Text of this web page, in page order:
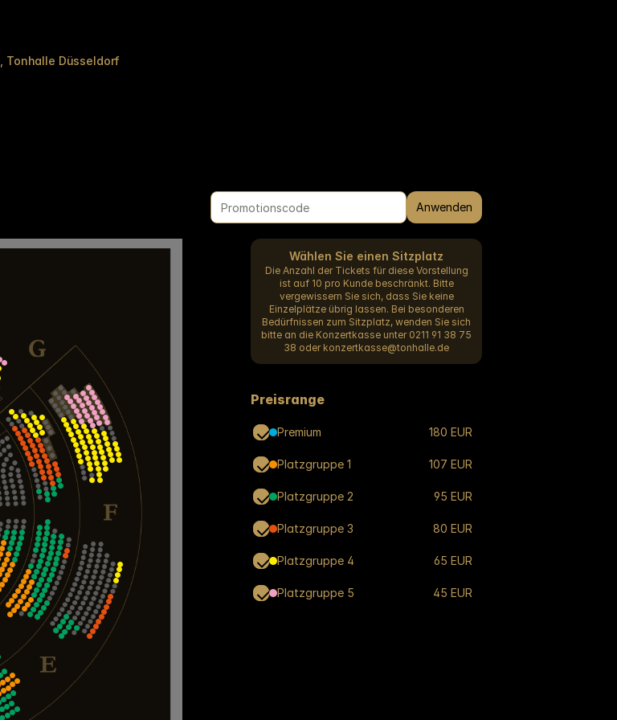
Tonhalle Düsseldorf
Anwenden
Wählen Sie einen Sitzplatz
Die Anzahl der Tickets für diese Vorstellung
ist auf 10 pro Kunde beschränkt. Bitte
vergewissern Sie sich, dass Sie keine
Einzelplätze übrig lassen. Bei besonderen
Bedürfnissen zum Sitzplatz, wenden Sie sich
bitte an die Konzertkasse unter 0211 91 38 75
38 oder konzertkasse@tonhalle.de
Preisrange
Premium 180 EUR
Platzgruppe 1 107 EUR
Platzgruppe 2 95 EUR
Platzgruppe 3 80 EUR
Platzgruppe 4 65 EUR
Platzgruppe 5 45 EUR